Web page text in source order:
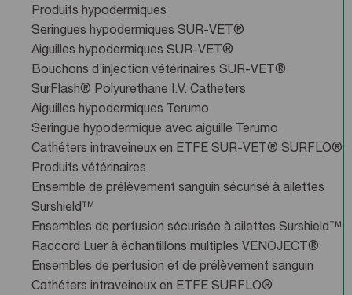
Produits hypodermiques
Seringues hypodermiques SUR-VET®
Aiguilles hypodermiques SUR-VET®
Bouchons d’injection vétérinaires SUR-VET®
SurFlash® Polyurethane I.V. Catheters
Aiguilles hypodermiques Terumo
Seringue hypodermique avec aiguille Terumo
Cathéters intraveineux en ETFE SUR-VET® SURFLO®
Produits vétérinaires
Ensemble de prélèvement sanguin sécurisé à ailettes
Surshield™
Ensembles de perfusion sécurisée à ailettes Surshield™
Raccord Luer à échantillons multiples VENOJECT®
Ensembles de perfusion et de prélèvement sanguin
Cathéters intraveineux en ETFE SURFLO®